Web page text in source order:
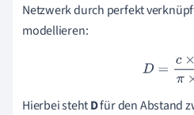
Netzwerk durch perfekt
modellieren:
D=c ×Aπ
Hierbei stehtDfür den Abstand